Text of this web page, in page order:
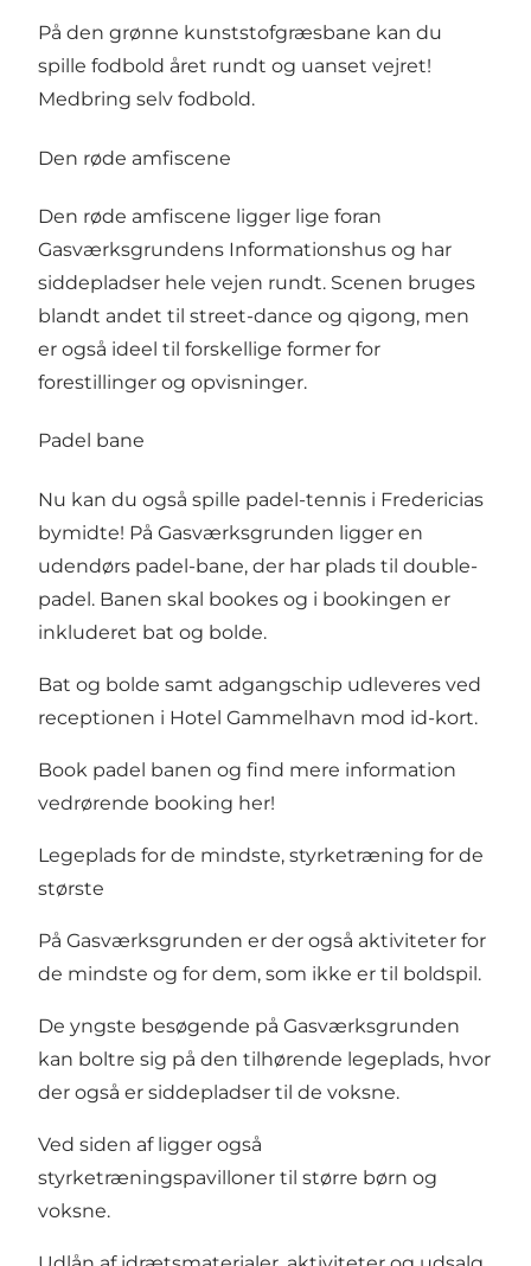
På den grønne kunststofgræsbane kan du
spille fodbold året rundt og uanset vejret!
Medbring selv fodbold.
Den røde amfiscene
Den røde amfiscene ligger lige foran
Gasværksgrundens Informationshus og har
siddepladser hele vejen rundt. Scenen bruges
blandt andet til street-dance og qigong, men
er også ideel til forskellige former for
forestillinger og opvisninger.
Padel bane
Nu kan du også spille padel-tennis i Fredericias
bymidte! På Gasværksgrunden ligger en
udendørs padel-bane, der har plads til double-
padel. Banen skal bookes og i bookingen er
inkluderet bat og bolde.
Bat og bolde samt adgangschip udleveres ved
receptionen i Hotel Gammelhavn mod id-kort.
Book padel banen og find mere information
vedrørende booking her!
Legeplads for de mindste, styrketræning for de
største
På Gasværksgrunden er der også aktiviteter for
de mindste og for dem, som ikke er til boldspil.
De yngste besøgende på Gasværksgrunden
kan boltre sig på den tilhørende legeplads, hvor
der også er siddepladser til de voksne.
Ved siden af ligger også
styrketræningspavilloner til større børn og
voksne.